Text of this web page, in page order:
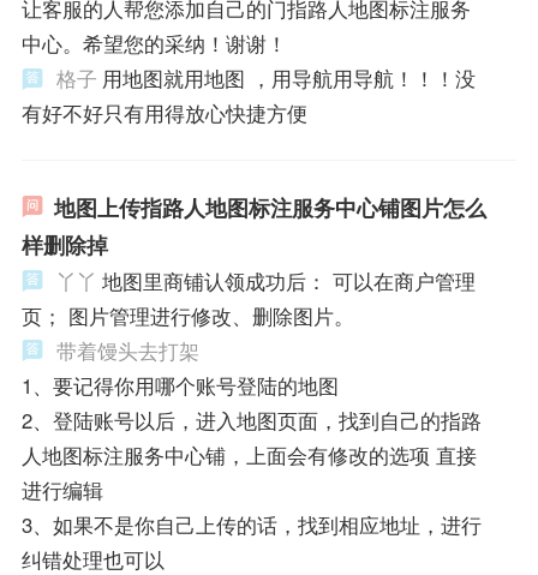
让客服的人帮您添加自己的门指路人地图标注服务
中心。希望您的采纳！谢谢！
格子 用地图就用地图 ，用导航用导航！！！没
有好不好只有用得放心快捷方便
地图上传指路人地图标注服务中心铺图片怎么
样删除掉
丫丫 地图里商铺认领成功后： 可以在商户管理
页； 图片管理进行修改、删除图片。
带着馒头去打架
1、要记得你用哪个账号登陆的地图
2、登陆账号以后，进入地图页面，找到自己的指路
人地图标注服务中心铺，上面会有修改的选项 直接
进行编辑
3、如果不是你自己上传的话，找到相应地址，进行
纠错处理也可以